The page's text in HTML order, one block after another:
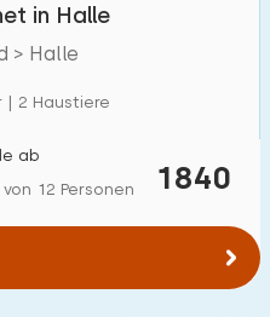
in Halle
> Halle
| 2 Haustiere
1840
ab
12 Personen